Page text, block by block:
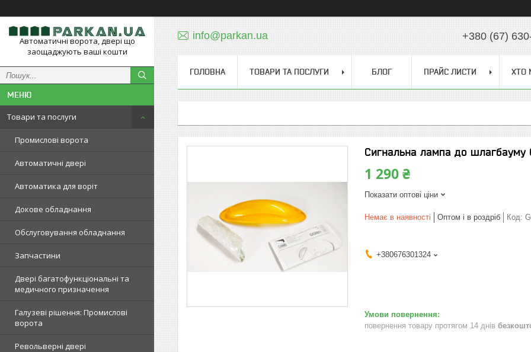
Автоматичні ворота, двері що
заощаджують ваші кошти
Товари та послуги
Промислові ворота
Автоматичні двері
Автоматика для воріт
Докове обладнання
Обслуговування обладнання
Запчастини
Двері багатофункціональні та
медичного призначення
Галузеві рішення: Промислові
ворота
Револьверні двері
info@parkan.ua +380 (67)
ГОЛОВНА ТОВАРИ ТА ПОСЛУГИ БЛОГ ПРАЙС ЛИСТИ ХТО
Сигнальна лампа до шлагбауму
1 290 ₴
Показати оптові ціни
Немає в наявності Оптом і в роздріб Код:
+380676301324
повернення товару протягом 14 днів